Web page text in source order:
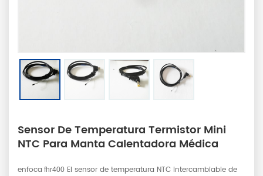
Sensor De Temperatura Termistor Mini
NTC Para Manta Calentadora Médica
enfoca fhr400 El sensor de temperatura NTC intercambiable de